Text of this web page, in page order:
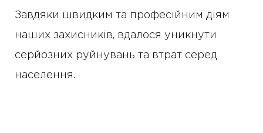
Завдяки швидким та професійним діям
наших захисників, вдалося уникнути
серйозних руйнувань та втрат серед
населення.